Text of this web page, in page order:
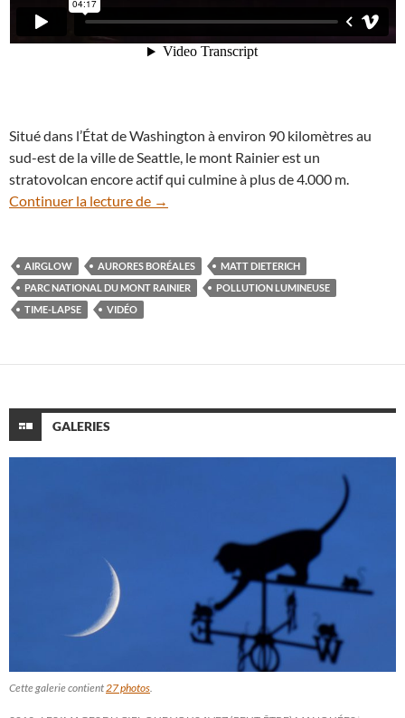
Situé dans l’État de Washington à environ 90 kilomètres au
sud-est de la ville de Seattle, le mont Rainier est un
stratovolcan encore actif qui culmine à plus de 4.000 m.
Continuer la lecture de En vidéo : le Parc national du mont
→
AIRGLOW AURORES BORÉALES
MATT DIETERICH
PARC NATIONAL DU MONT RAINIER
POLLUTION LUMINEUSE
TIME-LAPSE
VIDÉO
GALERIES
Cette galerie contient 27 photos